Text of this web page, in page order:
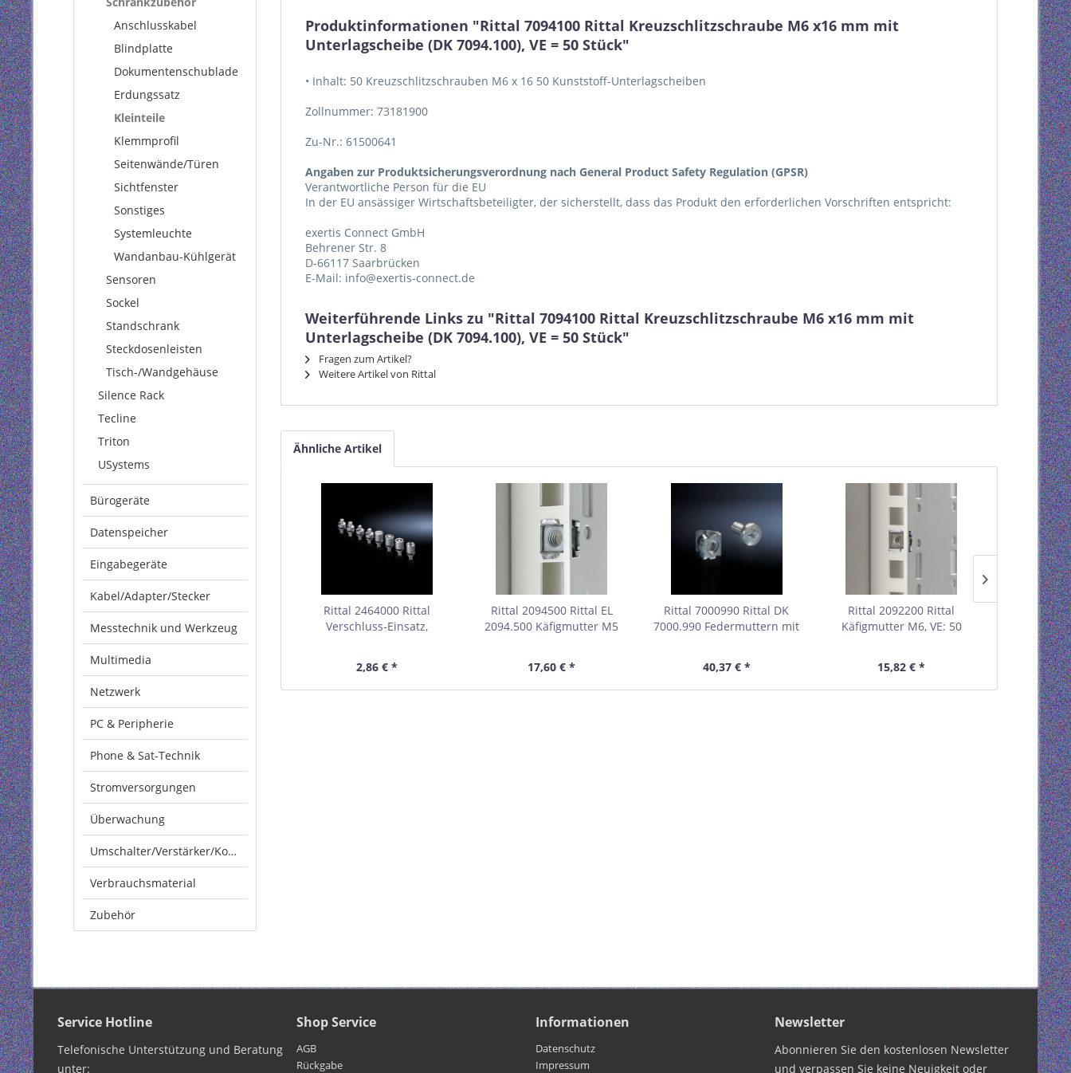
Anschlusskabel
Blindplatte
Dokumentenschublade
Erdungssatz
Kleinteile
Klemmprofil
Seitenwände/Türen
Sichtfenster
Sonstiges
Systemleuchte
Wandanbau-Kühlgerät
Sensoren
Sockel
Standschrank
Steckdosenleisten
Tisch-/Wandgehäuse
Silence Rack
Tecline
Triton
USystems
Bürogeräte
Datenspeicher
Eingabegeräte
Kabel/Adapter/Stecker
Messtechnik und Werkzeug
Multimedia
Netzwerk
PC & Peripherie
Phone & Sat-Technik
Stromversorgungen
Überwachung
Umschalter/Verstärker/Konverter
Verbrauchsmaterial
Zubehör
Produktinformationen "Rittal 7094100 Rittal Kreuzschlitzschraube M6 x16 mm mit
Unterlagscheibe (DK 7094.100), VE = 50 Stück"
• Inhalt: 50 Kreuzschlitzschrauben M6 x 16 50 Kunststoff-Unterlagscheiben
Zollnummer: 73181900
Zu-Nr.: 61500641
Angaben zur Produktsicherungsverordnung nach General Product Safety Regulation (GPSR)
Verantwortliche Person für die EU
In der EU ansässiger Wirtschaftsbeteiligter, der sicherstellt, dass das Produkt den erforderlichen Vorschriften entspricht:
exertis Connect GmbH
Behrener Str. 8
D-66117 Saarbrücken
E-Mail: info@exertis-connect.de
Weiterführende Links zu "Rittal 7094100 Rittal Kreuzschlitzschraube M6 x16 mm mit
Unterlagscheibe (DK 7094.100), VE = 50 Stück"
Fragen zum Artikel?
Weitere Artikel von Rittal
Ähnliche Artikel
Rittal 2464000 Rittal
Verschluss-Einsatz,
L: 27 mm
2,86 € *
Rittal 2094500 Rittal EL
2094.500 Käfigmutter M5
17,60 € *
Rittal 7000990 Rittal DK
7000.990 Federmuttern mit
40,37 € *
Rittal 2092200 Rittal
Käfigmutter M6, VE: 50
15,82 € *
Rittal
IT,
Service Hotline
Telefonische Unterstützung und Beratung
unter:
Shop Service
AGB
Rückgabe
Informationen
Datenschutz
Impressum
Newsletter
Abonnieren Sie den kostenlosen Newsletter
und verpassen Sie keine Neuigkeit oder